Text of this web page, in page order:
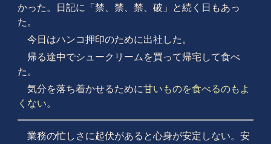
かった。日記に「禁、禁、禁、破」と続く日もあっ
た。
今日はハンコ押印のために出社した。
帰る途中でシュークリームを買って帰宅して食べ
た。
気分を落ち着かせるために甘いものを食べるのもよ
くない。
業務の忙しさに起伏があると心身が安定しない。安